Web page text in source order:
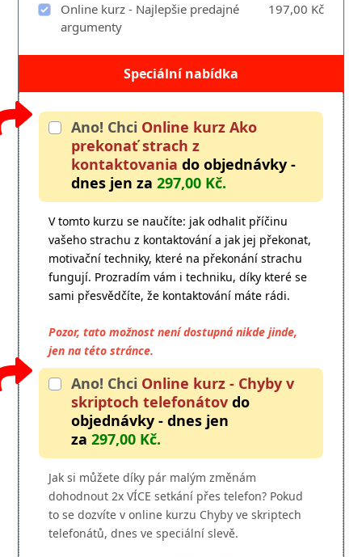
Online kurz - Najlepšie predajné
argumenty
197,00 Kč
Speciální nabídka
Ano! Chci Online kurz Ako
prekonať strach z
kontaktovania do objednávky -
dnes jen za297,00 Kč.
V tomto kurzu se naučíte: jak odhalit příčinu
vašeho strachu z kontaktování a jak jej překonat,
motivační techniky, které na překonání strachu
fungují. Prozradím vám i techniku, díky které se
sami přesvědčíte, že kontaktování máte rádi.
Pozor, tato možnost není dostupná nikde jinde,
jen na této stránce.
Ano! Chci Online kurz - Chyby v
skriptoch telefonátov do
objednávky - dnes jen
za297,00 Kč.
Jak si můžete díky pár malým změnám
dohodnout 2x VÍCE setkání přes telefon? Pokud
to se dozvíte v online kurzu Chyby ve skriptech
telefonátů, dnes ve speciální slevě.